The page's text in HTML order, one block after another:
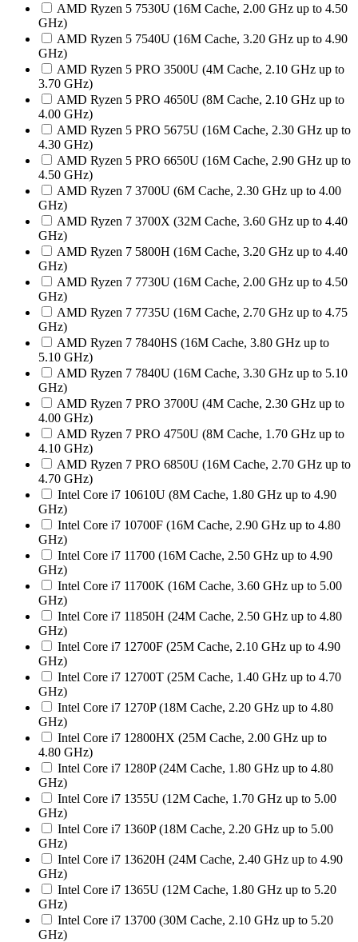
AMD Ryzen 5 7530U (16M Cache, 2.00 GHz up to 4.50
GHz)
AMD Ryzen 5 7540U (16M Cache, 3.20 GHz up to 4.90
GHz)
AMD Ryzen 5 PRO 3500U (4M Cache, 2.10 GHz up to
3.70 GHz)
AMD Ryzen 5 PRO 4650U (8M Cache, 2.10 GHz up to
4.00 GHz)
AMD Ryzen 5 PRO 5675U (16M Cache, 2.30 GHz up to
4.30 GHz)
AMD Ryzen 5 PRO 6650U (16M Cache, 2.90 GHz up to
4.50 GHz)
AMD Ryzen 7 3700U (6M Cache, 2.30 GHz up to 4.00
GHz)
AMD Ryzen 7 3700X (32M Cache, 3.60 GHz up to 4.40
GHz)
AMD Ryzen 7 5800H (16M Cache, 3.20 GHz up to 4.40
GHz)
AMD Ryzen 7 7730U (16M Cache, 2.00 GHz up to 4.50
GHz)
AMD Ryzen 7 7735U (16M Cache, 2.70 GHz up to 4.75
GHz)
AMD Ryzen 7 7840HS (16M Cache, 3.80 GHz up to
5.10 GHz)
AMD Ryzen 7 7840U (16M Cache, 3.30 GHz up to 5.10
GHz)
AMD Ryzen 7 PRO 3700U (4M Cache, 2.30 GHz up to
4.00 GHz)
AMD Ryzen 7 PRO 4750U (8M Cache, 1.70 GHz up to
4.10 GHz)
AMD Ryzen 7 PRO 6850U (16M Cache, 2.70 GHz up to
4.70 GHz)
Intel Core i7 10610U (8M Cache, 1.80 GHz up to 4.90
GHz)
Intel Core i7 10700F (16M Cache, 2.90 GHz up to 4.80
GHz)
Intel Core i7 11700 (16M Cache, 2.50 GHz up to 4.90
GHz)
Intel Core i7 11700K (16M Cache, 3.60 GHz up to 5.00
GHz)
Intel Core i7 11850H (24M Cache, 2.50 GHz up to 4.80
GHz)
Intel Core i7 12700F (25M Cache, 2.10 GHz up to 4.90
GHz)
Intel Core i7 12700T (25M Cache, 1.40 GHz up to 4.70
GHz)
Intel Core i7 1270P (18M Cache, 2.20 GHz up to 4.80
GHz)
Intel Core i7 12800HX (25M Cache, 2.00 GHz up to
4.80 GHz)
Intel Core i7 1280P (24M Cache, 1.80 GHz up to 4.80
GHz)
Intel Core i7 1355U (12M Cache, 1.70 GHz up to 5.00
GHz)
Intel Core i7 1360P (18M Cache, 2.20 GHz up to 5.00
GHz)
Intel Core i7 13620H (24M Cache, 2.40 GHz up to 4.90
GHz)
Intel Core i7 1365U (12M Cache, 1.80 GHz up to 5.20
GHz)
Intel Core i7 13700 (30M Cache, 2.10 GHz up to 5.20
GHz)